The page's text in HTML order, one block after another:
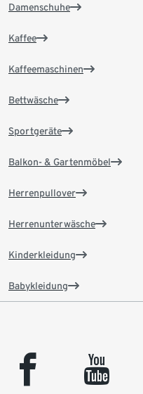
Damenschuhe
Kaffee
Kaffeemaschinen
Bettwäsche
Sportgeräte
Balkon- & Gartenmöbel
Herrenpullover
Herrenunterwäsche
Kinderkleidung
Babykleidung
facebook youtube